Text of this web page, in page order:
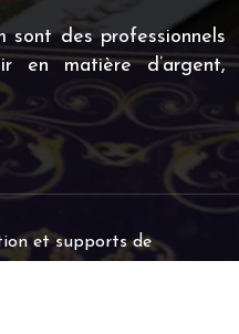
sont des professionnels
en matière d’argent,
et supports de